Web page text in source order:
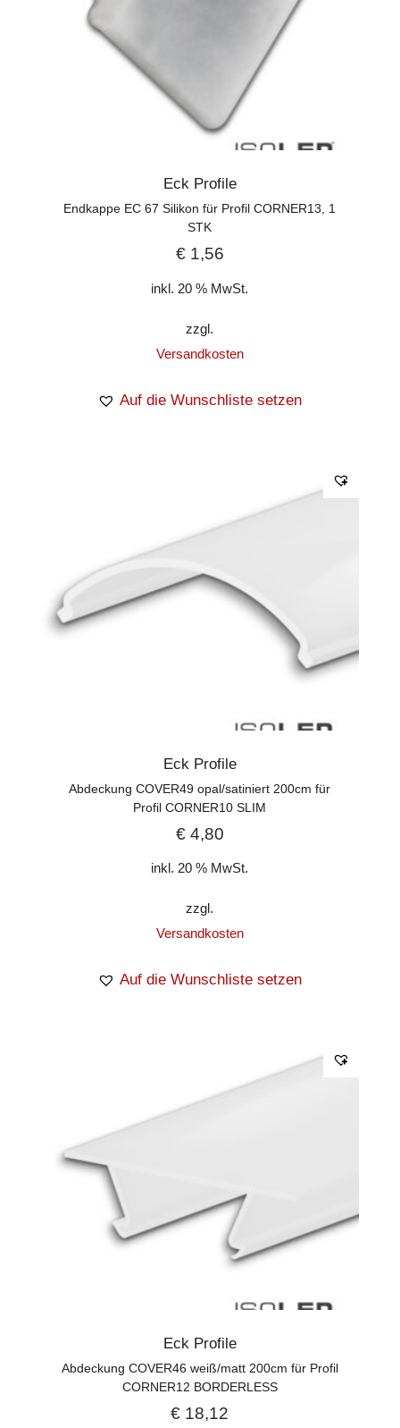
Eck Profile
Endkappe EC 67 Silikon für Profil CORNER13, 1
STK
€1,56
inkl. 20 % MwSt.
zzgl.
Versandkosten
Auf die Wunschliste setzen
Eck Profile
Abdeckung COVER49 opal/satiniert 200cm für
Profil CORNER10 SLIM
€4,80
inkl. 20 % MwSt.
zzgl.
Versandkosten
Auf die Wunschliste setzen
Eck Profile
Abdeckung COVER46 weiß/matt 200cm für Profil
CORNER12 BORDERLESS
€ 18,12